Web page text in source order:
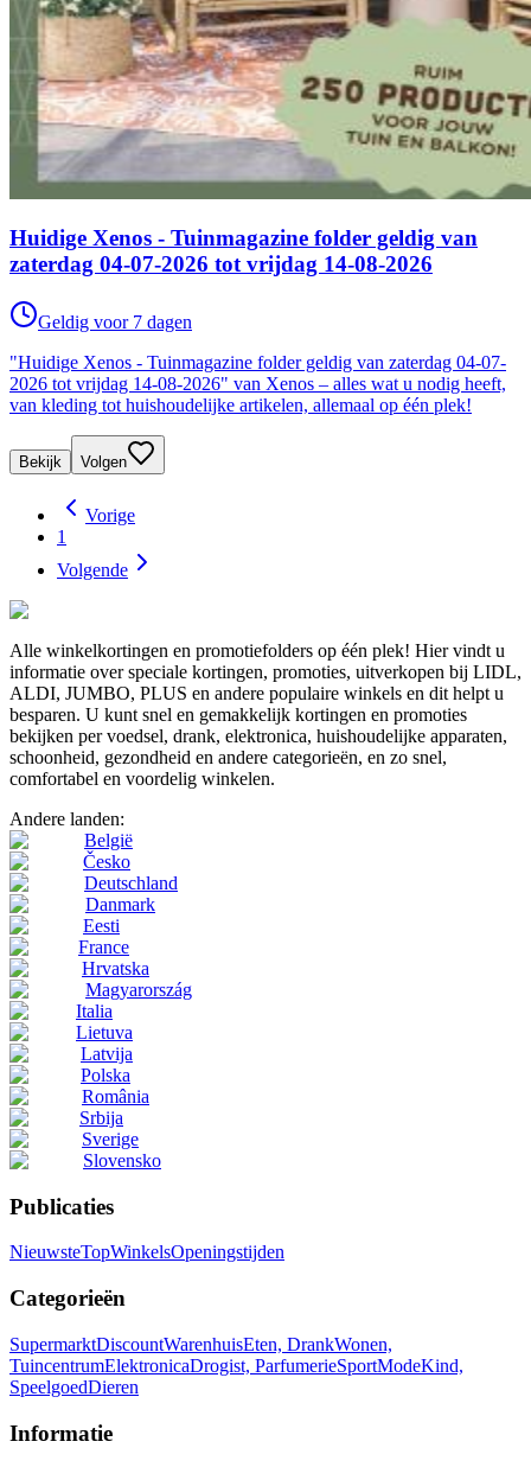
Huidige Xenos - Tuinmagazine folder geldig van
zaterdag 04-07-2026 tot vrijdag 14-08-2026
Geldig voor 7 dagen
"Huidige Xenos - Tuinmagazine folder geldig van zaterdag 04-07-
2026 tot vrijdag 14-08-2026" van Xenos – alles wat u nodig heeft,
van kleding tot huishoudelijke artikelen, allemaal op één plek!
Bekijk Volgen
Vorige
1
Volgende
Alle winkelkortingen en promotiefolders op één plek! Hier vindt u
informatie over speciale kortingen, promoties, uitverkopen bij LIDL,
ALDI, JUMBO, PLUS en andere populaire winkels en dit helpt u
besparen. U kunt snel en gemakkelijk kortingen en promoties
bekijken per voedsel, drank, elektronica, huishoudelijke apparaten,
schoonheid, gezondheid en andere categorieën, en zo snel,
comfortabel en voordelig winkelen.
Andere landen:
België
Česko
Deutschland
Danmark
Eesti
France
Hrvatska
Magyarország
Italia
Lietuva
Latvija
Polska
România
Srbija
Sverige
Slovensko
Publicaties
NieuwsteTopWinkelsOpeningstijden
Categorieën
SupermarktDiscountWarenhuisEten, DrankWonen,
TuincentrumElektronicaDrogist, ParfumerieSportModeKind,
SpeelgoedDieren
Informatie